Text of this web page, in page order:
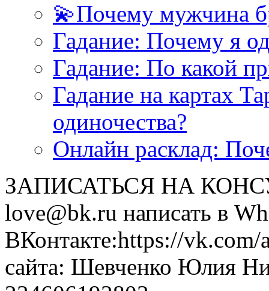
💫Почему мужчина
Гадание: Почему я
Гадание: По какой
Гадание на картах
одиночества?
Онлайн расклад:
ЗАПИСАТЬСЯ НА
love@bk.ru написать в
ВКонтакте:https://
сайта: Шевченко Юлия